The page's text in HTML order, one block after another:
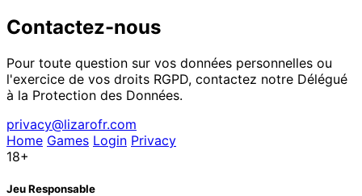
Contactez-nous
Pour toute question sur vos données personnelles ou
l'exercice de vos droits RGPD, contactez notre Délégué
à la Protection des Données.
privacy@lizarofr.com
Home Games Login Privacy
18+
Jeu Responsable